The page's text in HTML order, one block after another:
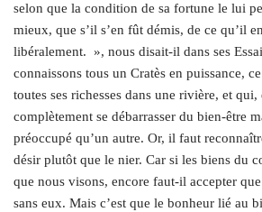
selon que la condition de sa fortune le lui
mieux, que s’il s’en fût démis, de ce qu’il
libéralement. », nous disait-il dans ses
connaissons tous un Cratès en puissance,
toutes ses richesses dans une rivière, et
complètement se débarrasser du bien-être
préoccupé qu’un autre. Or, il faut
désir plutôt que le nier. Car si les biens du
que nous visons, encore faut-il accepter
sans eux. Mais c’est que le bonheur lié au